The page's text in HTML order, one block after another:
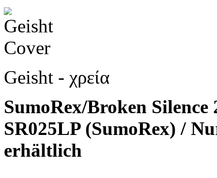
Geisht - χρεία
SumoRex/Broken Silence
SR025LP (SumoRex) /
erhältlich